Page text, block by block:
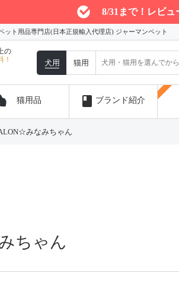
8/31まで！レビュ
ット用品専門店(日本正規輸入代理店) ジャーマンペット
の
！ 犬用 猫用
猫用品 book ブランド紹介
みなみちゃん
ちゃん